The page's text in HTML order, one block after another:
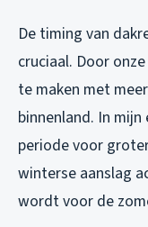
De timing van
cruciaal. Door
te maken met
binnenland. In
periode voor
winterse aanslag
wordt voor de